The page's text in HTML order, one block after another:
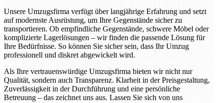
Unsere Umzugsfirma verfügt über langjährige Erfahrung und setzt
auf modernste Ausrüstung, um Ihre Gegenstände sicher zu
transportieren. Ob empfindliche Gegenstände, schwere Möbel oder
komplizierte Lagerlösungen – wir finden die passende Lösung für
Ihre Bedürfnisse. So können Sie sicher sein, dass Ihr Umzug
professionell und diskret abgewickelt wird.
Als Ihre vertrauenswürdige Umzugsfirma bieten wir nicht nur
Qualität, sondern auch Transparenz. Klarheit in der Preisgestaltung,
Zuverlässigkeit in der Durchführung und eine persönliche
Betreuung – das zeichnet uns aus. Lassen Sie sich von uns